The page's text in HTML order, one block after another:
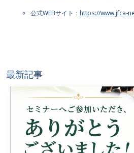
公式WEBサイト： https://www.jfca-
最新記事